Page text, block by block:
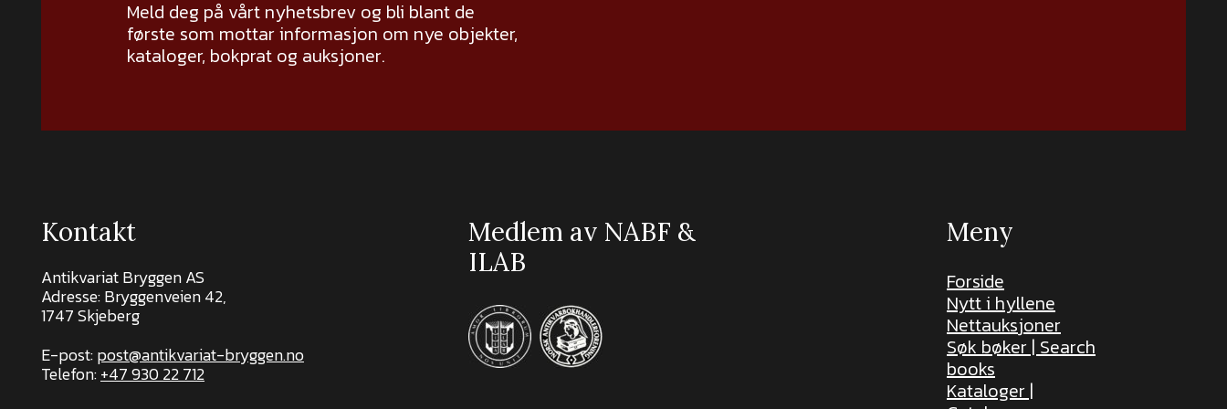
Meld deg på vårt nyhetsbrev og bli blant de
første som mottar informasjon om nye objekter,
kataloger, bokprat og auksjoner.
Kontakt
Antikvariat Bryggen AS
Adresse: Bryggenveien 42,
1747 Skjeberg
E-post:post@antikvariat-bryggen.no
Telefon:+47 930 22 712
Medlem av NABF &
ILAB
Meny
Forside
Nytt i hyllene
Nettauksjoner
Søk bøker | Search
books
Kataloger |